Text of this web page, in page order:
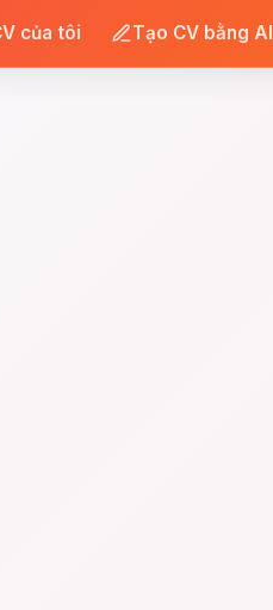
của tôi Tạo CV bằng AI